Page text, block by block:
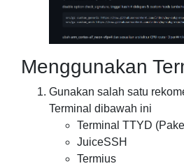
Menggunakan
Gunakan salah satu
Terminal dibawah ini
Terminal TTYD
JuiceSSH
Termius